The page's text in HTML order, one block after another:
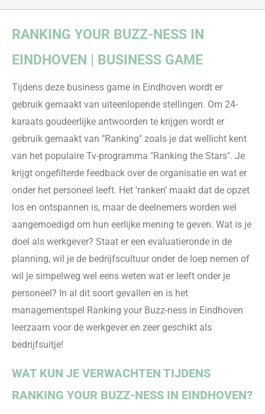
RANKING YOUR BUZZ-NESS IN
EINDHOVEN | BUSINESS GAME
Tijdens deze business game in Eindhoven wordt er
gebruik gemaakt van uiteenlopende stellingen. Om 24-
karaats goudeerlijke antwoorden te krijgen wordt er
gebruik gemaakt van "Ranking" zoals je dat wellicht kent
van het populaire Tv-programma "Ranking the Stars". Je
krijgt ongefilterde feedback over de organisatie en wat er
onder het personeel leeft. Het ‘ranken’ maakt dat de opzet
los en ontspannen is, maar de deelnemers worden wel
aangemoedigd om hun eerlijke mening te geven. Wat is je
doel als werkgever? Staat er een evaluatieronde in de
planning, wil je de bedrijfscultuur onder de loep nemen of
wil je simpelweg wel eens weten wat er leeft onder je
personeel? In al dit soort gevallen en is het
managementspel Ranking your Buzz-ness in Eindhoven
leerzaam voor de werkgever en zeer geschikt als
bedrijfsuitje!
WAT KUN JE VERWACHTEN TIJDENS
RANKING YOUR BUZZ-NESS IN EINDHOVEN?